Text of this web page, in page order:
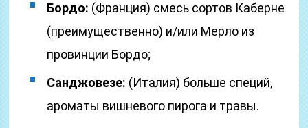
Бордо: (Франция) смесь сортов Каберне
(преимущественно) и/или Мерло из
провинции Бордо;
Санджовезе: (Италия) больше специй,
ароматы вишневого пирога и травы.